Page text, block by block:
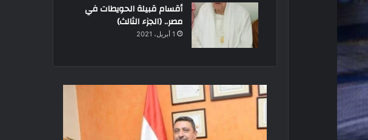
أقسام قبيلة الحويطات في
مصر.. (الجزء الثالث)
1 أبريل، 2021